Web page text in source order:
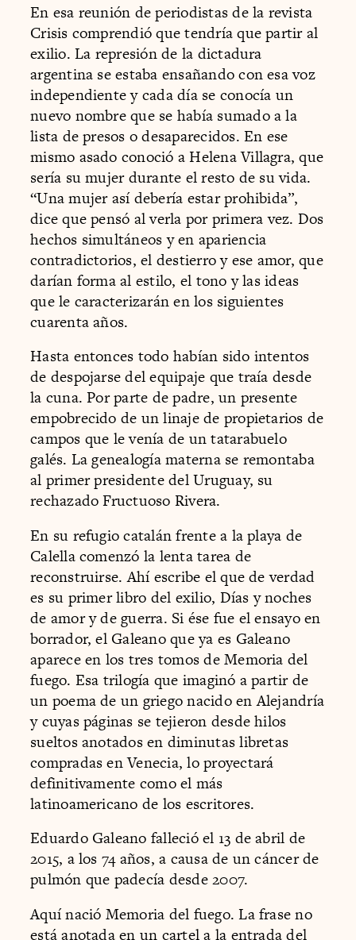
En esa reunión de periodistas de la revista
Crisis comprendió que tendría que partir al
exilio. La represión de la dictadura
argentina se estaba ensañando con esa voz
independiente y cada día se conocía un
nuevo nombre que se había sumado a la
lista de presos o desaparecidos. En ese
mismo asado conoció a Helena Villagra, que
sería su mujer durante el resto de su vida.
“Una mujer así debería estar prohibida”,
dice que pensó al verla por primera vez. Dos
hechos simultáneos y en apariencia
contradictorios, el destierro y ese amor, que
darían forma al estilo, el tono y las ideas
que le caracterizarán en los siguientes
cuarenta años.
Hasta entonces todo habían sido intentos
de despojarse del equipaje que traía desde
la cuna. Por parte de padre, un presente
empobrecido de un linaje de propietarios de
campos que le venía de un tatarabuelo
galés. La genealogía materna se remontaba
al primer presidente del Uruguay, su
rechazado Fructuoso Rivera.
En su refugio catalán frente a la playa de
Calella comenzó la lenta tarea de
reconstruirse. Ahí escribe el que de verdad
es su primer libro del exilio, Días y noches
de amor y de guerra. Si ése fue el ensayo en
borrador, el Galeano que ya es Galeano
aparece en los tres tomos de Memoria del
fuego. Esa trilogía que imaginó a partir de
un poema de un griego nacido en Alejandría
y cuyas páginas se tejieron desde hilos
sueltos anotados en diminutas libretas
compradas en Venecia, lo proyectará
definitivamente como el más
latinoamericano de los escritores.
Eduardo Galeano falleció el 13 de abril de
2015, a los 74 años, a causa de un cáncer de
pulmón que padecía desde 2007.
Aquí nació Memoria del fuego. La frase no
está anotada en un cartel a la entrada del